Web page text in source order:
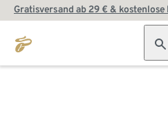
Gratisversand ab 29 € & kostenlose